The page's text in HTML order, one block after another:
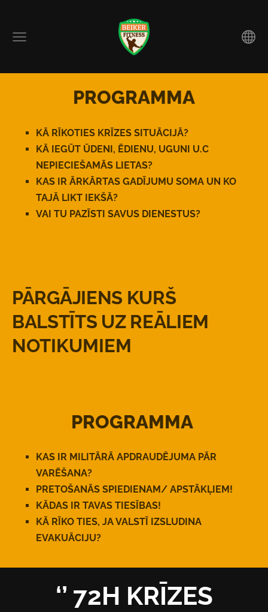
PROGRAMMA
KĀ RĪKOTIES KRĪZES SITUĀCIJĀ?
KĀ IEGŪT ŪDENI, ĒDIENU, UGUNI U.C
NEPIECIEŠAMĀS LIETAS?
KAS IR ĀRKĀRTAS GADĪJUMU SOMA UN KO
TAJĀ LIKT IEKŠĀ?
VAI TU PAZĪSTI SAVUS DIENESTUS?
PĀRGĀJIENS KURŠ
BALSTĪTS UZ REĀLIEM
NOTIKUMIEM
PROGRAMMA
KAS IR MILITĀRĀ APDRAUDĒJUMA PĀR
VAR ĒŠANA?
PRETOŠANĀS SPIEDIENAM/ APSTĀKĻIEM!
KĀDAS IR TAVAS TIES BAS!
KĀ R KO TIES, JA VALST
IZSLUDINA
EVAKUĀCIJU?
‘’ 72H KRĪZES